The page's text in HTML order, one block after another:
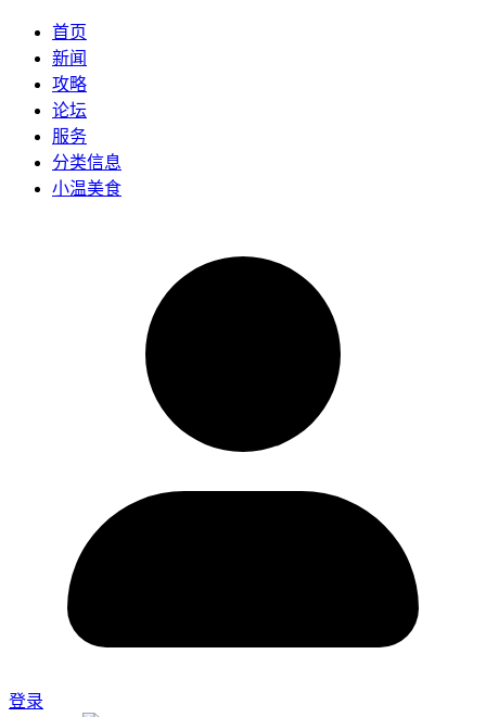
首页
新闻
攻略
论坛
服务
分类信息
小温美食
登录